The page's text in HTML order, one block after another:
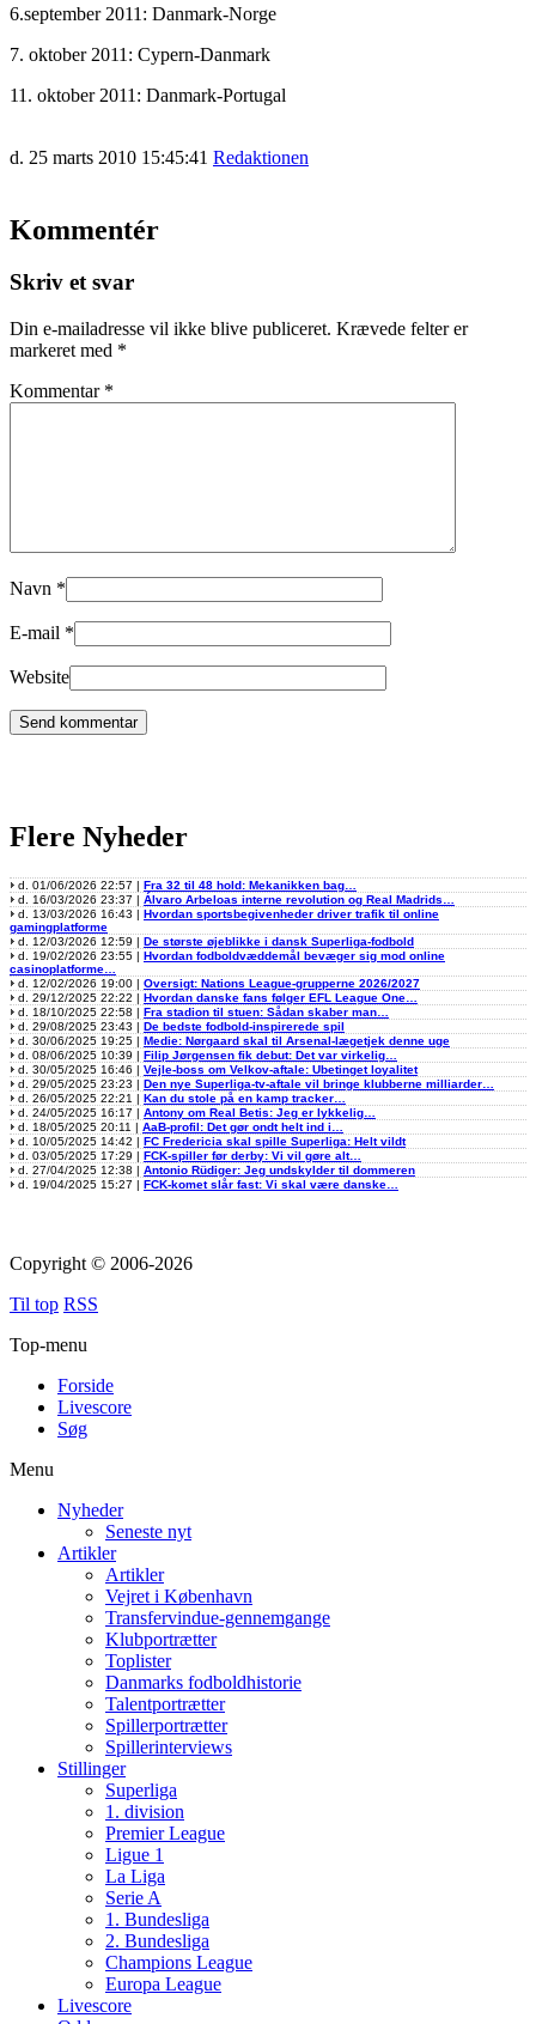
6.september 2011: Danmark-Norge
7. oktober 2011: Cypern-Danmark
11. oktober 2011: Danmark-Portugal
d. 25 marts 2010 15:45:41 Redaktionen
Kommentér
Skriv et svar
Din e-mailadresse vil ikke blive publiceret. Krævede felter er
markeret med *
Kommentar *
Navn *
E-mail *
Website
Flere Nyheder
d. 01/06/2026 22:57 | Fra 32 til 48 hold: Mekanikken bag…
d. 16/03/2026 23:37 | Álvaro Arbeloas interne revolution og Real Madrids…
d. 13/03/2026 16:43 | Hvordan sportsbegivenheder driver trafik til online
gamingplatforme
d. 12/03/2026 12:59 | De største øjeblikke i dansk Superliga-fodbold
d. 19/02/2026 23:55 | Hvordan fodboldvæddemål bevæger sig mod online
casinoplatforme…
d. 12/02/2026 19:00 | Oversigt: Nations League-grupperne 2026/2027
d. 29/12/2025 22:22 | Hvordan danske fans følger EFL League One…
d. 18/10/2025 22:58 | Fra stadion til stuen: Sådan skaber man…
d. 29/08/2025 23:43 | De bedste fodbold-inspirerede spil
d. 30/06/2025 19:25 | Medie: Nørgaard skal til Arsenal-lægetjek denne uge
d. 08/06/2025 10:39 | Filip Jørgensen fik debut: Det var virkelig…
d. 30/05/2025 16:46 | Vejle-boss om Velkov-aftale: Ubetinget loyalitet
d. 29/05/2025 23:23 | Den nye Superliga-tv-aftale vil bringe klubberne milliarder…
d. 26/05/2025 22:21 | Kan du stole på en kamp tracker…
d. 24/05/2025 16:17 | Antony om Real Betis: Jeg er lykkelig…
d. 18/05/2025 20:11 | AaB-profil: Det gør ondt helt ind i…
d. 10/05/2025 14:42 | FC Fredericia skal spille Superliga: Helt vildt
d. 03/05/2025 17:29 | FCK-spiller før derby: Vi vil gøre alt…
d. 27/04/2025 12:38 | Antonio Rüdiger: Jeg undskylder til dommeren
d. 19/04/2025 15:27 | FCK-komet slår fast: Vi skal være danske…
Copyright © 2006-2026
Til top RSS
Top-menu
Forside
Livescore
Søg
Menu
Nyheder
Seneste nyt
Artikler
Artikler
Vejret i København
Transfervindue-gennemgange
Klubportrætter
Toplister
Danmarks fodboldhistorie
Talentportrætter
Spillerportrætter
Spillerinterviews
Stillinger
Superliga
1. division
Premier League
Ligue 1
La Liga
Serie A
1. Bundesliga
2. Bundesliga
Champions League
Europa League
Livescore